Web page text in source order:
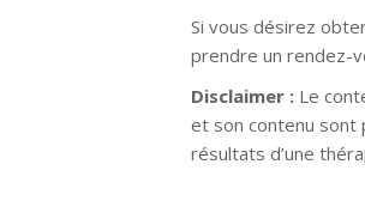
Si vous désirez
prendre un rendez-
Disclaimer : Le
et son contenu sont
résultats d’une